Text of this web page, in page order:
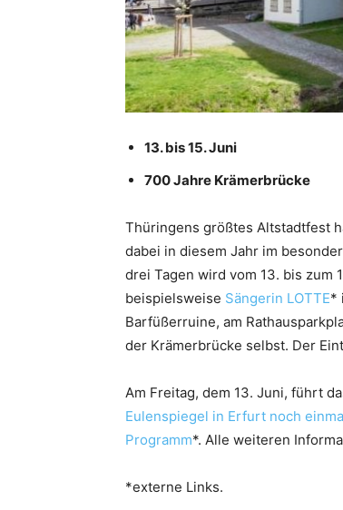
13. bis 15. Juni
700 Jahre Krämerbrücke
Thüringens größtes Altstadtfest
dabei in diesem Jahr im
drei Tagen wird vom 13. bis zum
beispielsweise Sängerin LOTTE*
Barfüßerruine, am
der Krämerbrücke selbst. Der
Am Freitag, dem 13. Juni, führt
Eulenspiegel in Erfurt noch
Programm*. Alle weiteren
*externe Links.